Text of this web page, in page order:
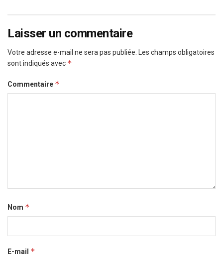
Laisser un commentaire
Votre adresse e-mail ne sera pas publiée. Les champs obligatoires
sont indiqués avec *
Commentaire *
Nom *
E-mail *